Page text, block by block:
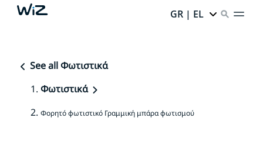
GR | EL
See all Φωτιστικά
Φωτιστικά
Φορητό φωτιστικό Γραμμική μπάρα φωτισμού